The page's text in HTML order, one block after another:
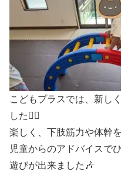
こどもプラスでは、新し
した🏃‍♂️
楽しく、下肢筋力や体幹
児童からのアドバイスで
遊びが出来ました🎶